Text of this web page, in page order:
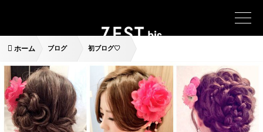
ホーム ブログ 初ブログ♡